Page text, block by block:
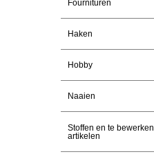
Fournituren
Haken
Hobby
Naaien
Stoffen en te bewerken
artikelen